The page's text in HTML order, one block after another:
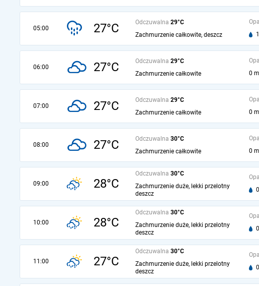
05:00 27°C Odczuwalna 29°C
Zachmurzenie całkowite, deszcz
06:00 27°C Odczuwalna 29°C
Zachmurzenie całkowite
0
07:00 27°C Odczuwalna 29°C
Zachmurzenie całkowite
0
08:00 27°C Odczuwalna 30°C
Zachmurzenie całkowite
0
09:00 28°C
Odczuwalna 30°C
Zachmurzenie duże, lekki przelotny
deszcz
10:00 28°C
Odczuwalna 30°C
Zachmurzenie duże, lekki przelotny
deszcz
11:00 27°C
Odczuwalna 30°C
Zachmurzenie duże, lekki przelotny
deszcz